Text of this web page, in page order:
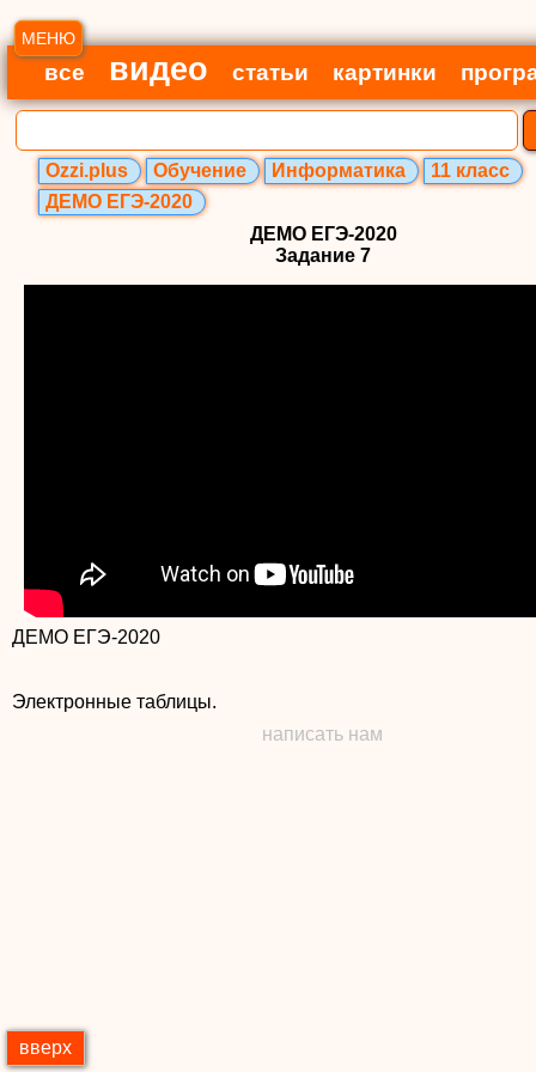
МЕНЮ
все видео статьи картинки
Ozzi.plus Обучение Информатика
11 класс
ДЕМО ЕГЭ-2020
ДЕМО ЕГЭ-2020
Задание 7
ДЕМО ЕГЭ-2020
написать нам
вверх